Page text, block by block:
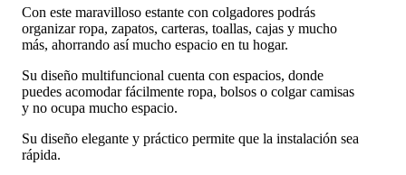
Con este maravilloso estante con colgadores podrás
organizar ropa, zapatos, carteras, toallas, cajas y mucho
más, ahorrando así mucho espacio en tu hogar.
Su diseño multifuncional cuenta con espacios, donde
puedes acomodar fácilmente ropa, bolsos o colgar camisas
y no ocupa mucho espacio.
Su diseño elegante y práctico permite que la instalación sea
rápida.